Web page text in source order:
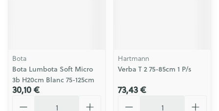
Bota
Bota Lumbota Soft Micro
3b H20cm Blanc 75-125cm
30,10 €
Hartmann
Verba T 2 75-85cm 1 P/s
73,43 €